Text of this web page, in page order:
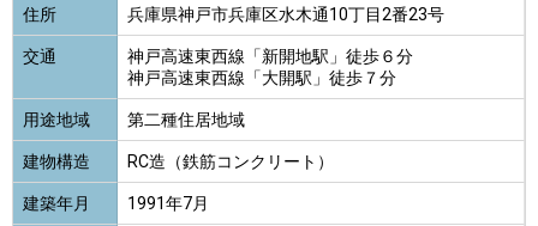
住所 兵庫県神戸市兵庫区水木通10丁目2番23号
交通
神戸高速東西線「新開地駅」徒歩６分
神戸高速東西線「大開駅」徒歩７分
用途地域 第二種住居地域
建物構造 RC造（鉄筋コンクリート）
建築年月 1991年7月